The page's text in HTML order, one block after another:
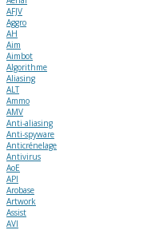
AFJV
Aggro
AH
Aim
Aimbot
Algorithme
Aliasing
ALT
Ammo
AMV
Anti-aliasing
Anti-spyware
Anticrénelage
Antivirus
AoE
API
Arobase
Artwork
Assist
AVI